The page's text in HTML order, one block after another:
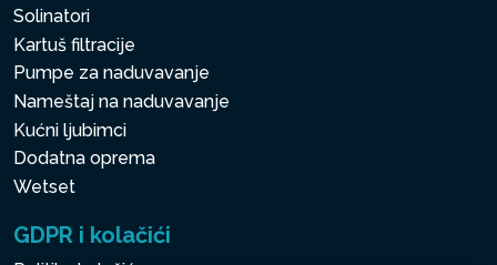
Solinatori
Kartuš filtracije
Pumpe za naduvavanje
Nameštaj na naduvavanje
Kućni ljubimci
Dodatna oprema
Wetset
GDPR i kolačići